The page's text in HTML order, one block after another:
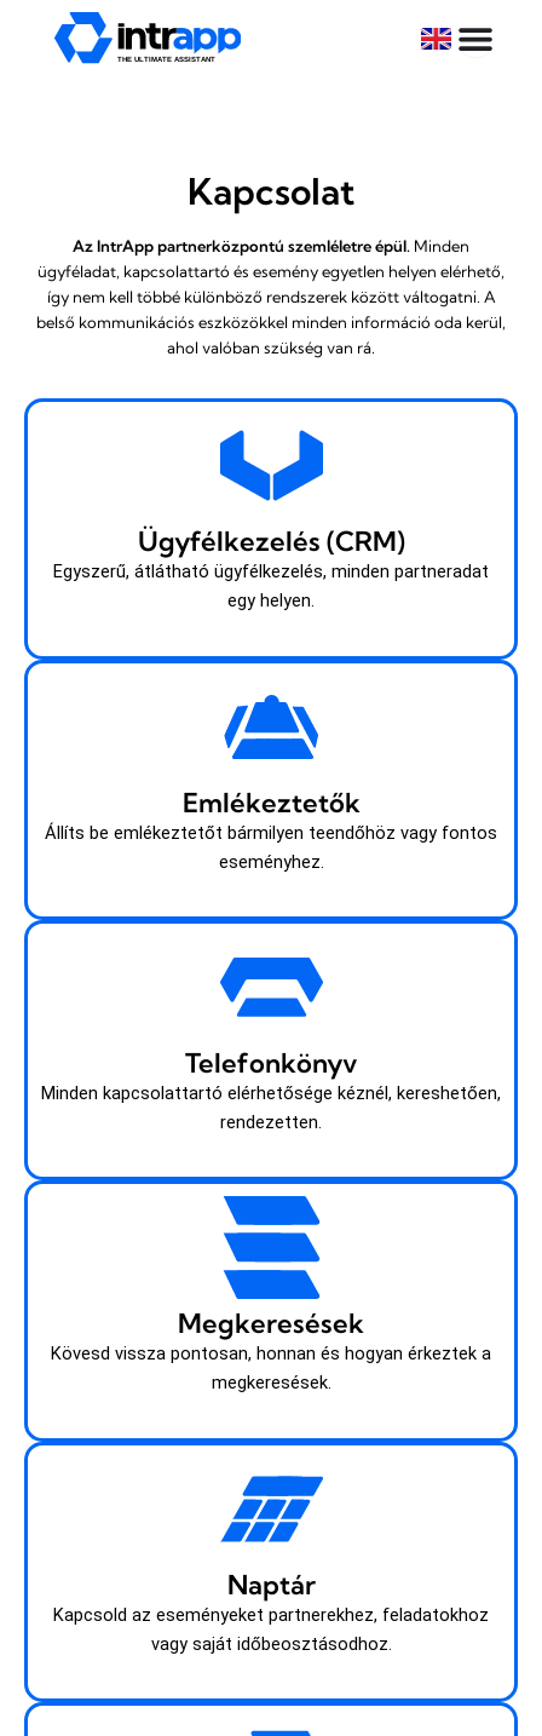
Kapcsolat
Az IntrApp partnerközpontú szemléletre épül. Minden
ügyféladat, kapcsolattartó és esemény egyetlen helyen elérhető,
így nem kell többé különböző rendszerek között váltogatni. A
belső kommunikációs eszközökkel minden információ oda kerül,
ahol valóban szükség van rá.
Ügyfélkezelés (CRM)
Egyszerű, átlátható ügyfélkezelés, minden partneradat
egy helyen.
Emlékeztetők
Állíts be emlékeztetőt bármilyen teendőhöz vagy fontos
eseményhez.
Telefonkönyv
Minden kapcsolattartó elérhetősége kéznél, kereshetően,
rendezetten.
Megkeresések
Kövesd vissza pontosan, honnan és hogyan érkeztek a
megkeresések.
Naptár
Kapcsold az eseményeket partnerekhez, feladatokhoz
vagy saját időbeosztásodhoz.